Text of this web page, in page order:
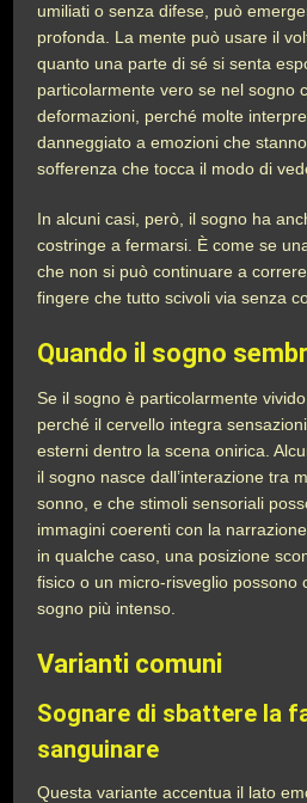
umiliati o senza difese, può
profonda. La mente può usare il
quanto una parte di sé si senta
particolarmente vero se nel sogno
deformazioni, perché molte
danneggiato a emozioni che
sofferenza che tocca il modo di
In alcuni casi, però, il sogno ha
costringe a fermarsi. È come se
che non si può continuare a
fingere che tutto scivoli via senza
Quando il sogno
Se il sogno è particolarmente
perché il cervello integra
esterni dentro la scena onirica.
il sogno nasce dall’interazione tra
sonno, e che stimoli sensoriali
immagini coerenti con la
in qualche caso, una posizione
fisico o un micro-risveglio possono
sogno più intenso.
Varianti comuni
Sognare di sbattere la
sanguinare
Questa variante accentua il lato